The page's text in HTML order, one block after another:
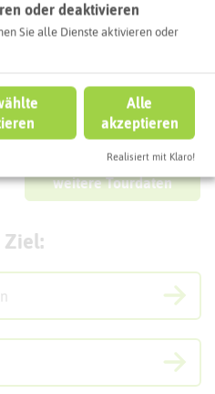
MITTELSCHWER
Länge:35,4 km
Bergauf: 130 m
Bergab:
130 m
Fähre:KEINE
weitere Tourdaten
Ziel:
oder deaktivieren
Sie alle Dienste aktivieren oder
Alle
akzeptieren
Realisiert mit Klaro!